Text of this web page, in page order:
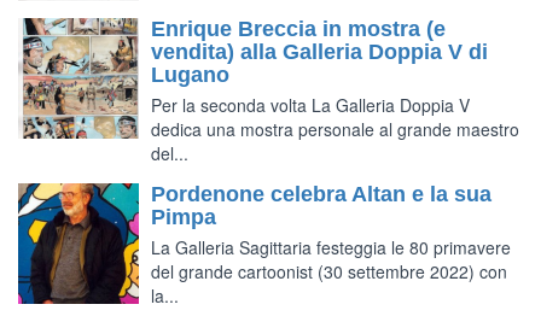
Enrique Breccia in mostra (e
vendita) alla Galleria Doppia V di
Lugano
Per la seconda volta La Galleria Doppia V
dedica una mostra personale al grande maestro
del...
Pordenone celebra Altan e la sua
Pimpa
La Galleria Sagittaria festeggia le 80 primavere
del grande cartoonist (30 settembre 2022) con
la...